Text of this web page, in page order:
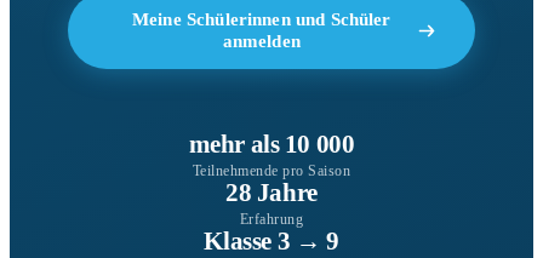
Meine Schülerinnen und Schüler
anmelden
mehr als 10 000
Teilnehmende pro Saison
28 Jahre
Erfahrung
Klasse 3 → 9